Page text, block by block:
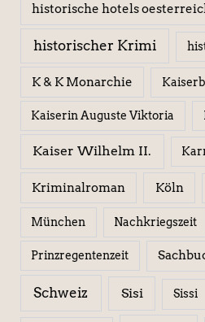
historische hotels
historischer Krimi
K & K Monarchie
Kaiserin Auguste Viktoria
Kaiser Wilhelm II.
Kriminalroman Köln
München Nachkriegszeit
Prinzregentenzeit
Schweiz Sisi Sissi